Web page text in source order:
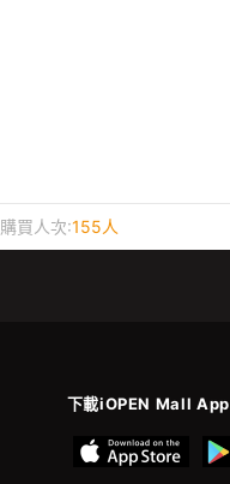
購買人次:155人
下載iOPEN Mall App